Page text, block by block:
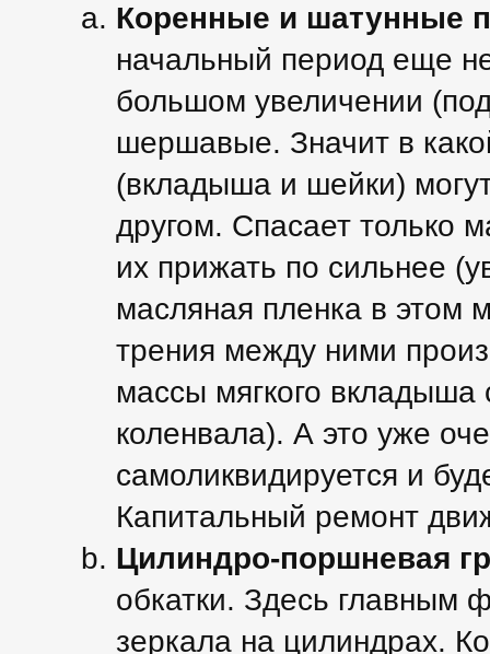
Коренные и шатунные
начальный период еще
большом увеличении
шершавые. Значит в
(вкладыша и шейки)
другом. Спасает только
их прижать по сильнее
масляная пленка в этом
трения между ними
массы мягкого вкладыша
коленвала). А это уже
самоликвидируется и
Капитальный ремонт
Цилиндро-поршневая
обкатки. Здесь главным
зеркала на цилиндрах.